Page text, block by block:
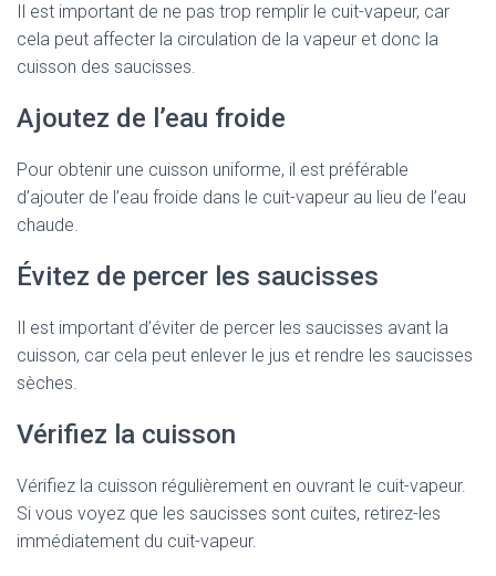
Il est important de ne pas trop remplir le cuit-vapeur, car
cela peut affecter la circulation de la vapeur et donc la
cuisson des saucisses.
Ajoutez de l’eau froide
Pour obtenir une cuisson uniforme, il est préférable
d’ajouter de l’eau froide dans le cuit-vapeur au lieu de l’eau
chaude.
Évitez de percer les saucisses
Il est important d’éviter de percer les saucisses avant la
cuisson, car cela peut enlever le jus et rendre les saucisses
sèches.
Vérifiez la cuisson
Vérifiez la cuisson régulièrement en ouvrant le cuit-vapeur.
Si vous voyez que les saucisses sont cuites, retirez-les
immédiatement du cuit-vapeur.